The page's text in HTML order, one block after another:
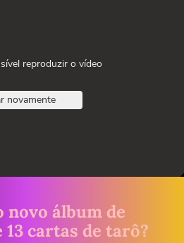
reproduzir o vídeo
novamente
novo álbum de
cartas de tarô?